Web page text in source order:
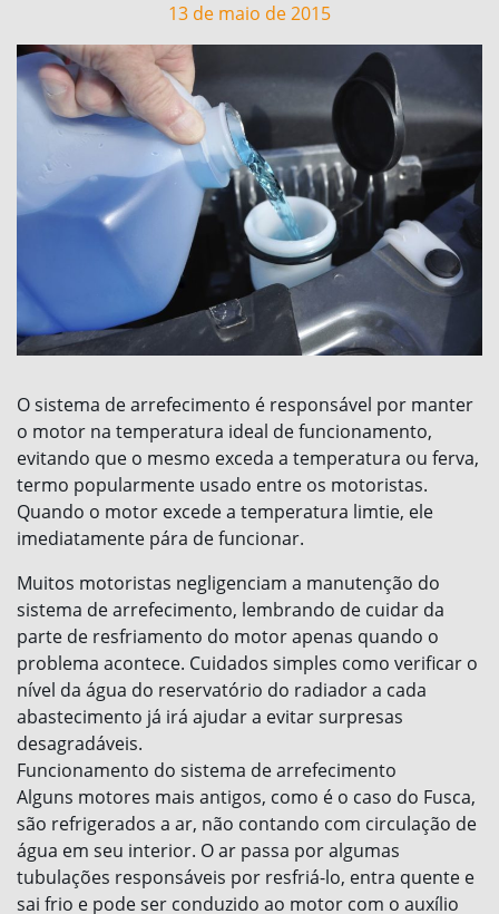
13 de maio de 2015
O sistema de arrefecimento é responsável por manter
o motor na temperatura ideal de funcionamento,
evitando que o mesmo exceda a temperatura ou ferva,
termo popularmente usado entre os motoristas.
Quando o motor excede a temperatura limtie, ele
imediatamente pára de funcionar.
Muitos motoristas negligenciam a manutenção do
sistema de arrefecimento, lembrando de cuidar da
parte de resfriamento do motor apenas quando o
problema acontece. Cuidados simples como verificar o
nível da água do reservatório do radiador a cada
abastecimento já irá ajudar a evitar surpresas
desagradáveis.
Funcionamento do sistema de arrefecimento
Alguns motores mais antigos, como é o caso do Fusca,
são refrigerados a ar, não contando com circulação de
água em seu interior. O ar passa por algumas
tubulações responsáveis por resfriá-lo, entra quente e
sai frio e pode ser conduzido ao motor com o auxílio